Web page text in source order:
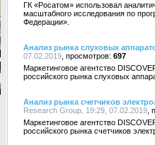
ГК «Росатом» использовал
масштабного исследования по
Федерации».
Анализ рынка слуховых
07.02.2019
697
Маркетинговое агентство
российского рынка слуховых
Анализ рынка счетчиков
Research Group, 19:29, 07.02.2019
Маркетинговое агентство
российского рынка счетчиков